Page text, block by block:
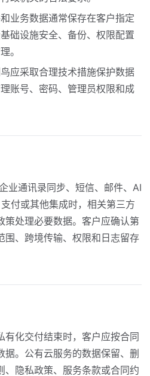
业务数据通常保存在客户指定
础设施安全、备份、权限配置
。
应采取合理技术措施保护数据
账号、密码、管理员权限和成
业通讯录同步、短信、邮件、AI
付或其他集成时，相关第三方
策处理必要数据。客户应确认第
围、跨境传输、权限和日志留存
有化交付结束时，客户应按合同
据。公有云服务的数据保留、删
、隐私政策、服务条款或合同约